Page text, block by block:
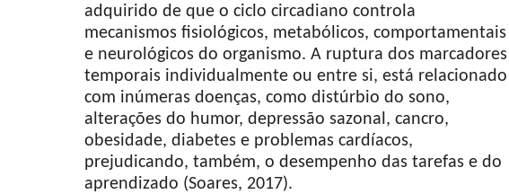
adquirido de que o ciclo circadiano controla
mecanismos fisiológicos, metabólicos, comportamentais
e neurológicos do organismo. A ruptura dos marcadores
temporais individualmente ou entre si, está relacionado
com inúmeras doenças, como distúrbio do sono,
alterações do humor, depressão sazonal, cancro,
obesidade, diabetes e problemas cardíacos,
prejudicando, também, o desempenho das tarefas e do
aprendizado (Soares, 2017).